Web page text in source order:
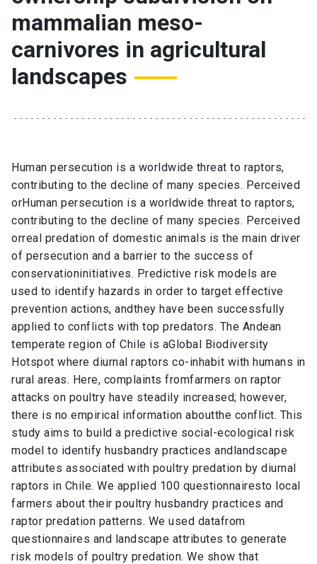
mammalian meso-
carnivores in agricultural
landscapes
Human persecution is a worldwide threat to raptors,
contributing to the decline of many species. Perceived
orHuman persecution is a worldwide threat to raptors,
contributing to the decline of many species. Perceived
orreal predation of domestic animals is the main driver
of persecution and a barrier to the success of
conservationinitiatives. Predictive risk models are
used to identify hazards in order to target effective
prevention actions, andthey have been successfully
applied to conflicts with top predators. The Andean
temperate region of Chile is aGlobal Biodiversity
Hotspot where diurnal raptors co-inhabit with humans in
rural areas. Here, complaints fromfarmers on raptor
attacks on poultry have steadily increased; however,
there is no empirical information aboutthe conflict. This
study aims to build a predictive social-ecological risk
model to identify husbandry practices andlandscape
attributes associated with poultry predation by diurnal
raptors in Chile. We applied 100 questionnairesto local
farmers about their poultry husbandry practices and
raptor predation patterns. We used datafrom
questionnaires and landscape attributes to generate
risk models of poultry predation. We show that